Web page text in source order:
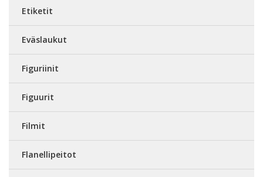
Etiketit
Eväslaukut
Figuriinit
Figuurit
Filmit
Flanellipeitot